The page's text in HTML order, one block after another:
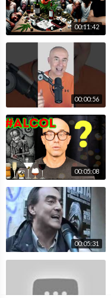
00:11:42
00:00:56
00:05:08
00:05:31